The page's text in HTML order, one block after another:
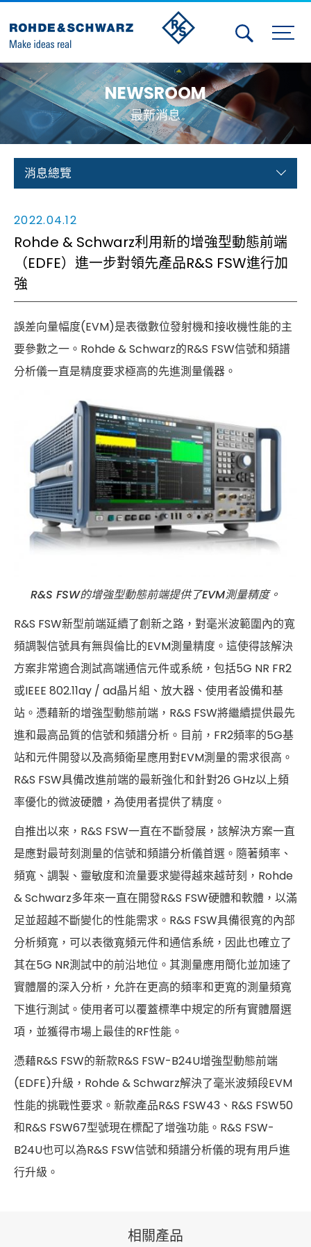
Activities
Contact Us
Member
Calendar
Test and Measurement
Aerospace | Defense | Security
Broadcast and Media
Cybersecurity
NEWSROOM
最新消息
消息總覽
2022.04.12
Rohde & Schwarz利用新的增強型動態前端
（EDFE）進一步對領先產品R&S FSW進行加
強
誤差向量幅度(EVM)是表徵數位發射機和接收機性能的主
要參數之一。Rohde & Schwarz的R&S FSW信號和頻譜
分析儀一直是精度要求極高的先進測量儀器。
R&S FSW的增強型動態前端提供了EVM測量精度。
R&S FSW新型前端延續了創新之路，對毫米波範圍內的寬
頻調製信號具有無與倫比的EVM測量精度。這使得該解決
方案非常適合測試高端通信元件或系統，包括5G NR FR2
或IEEE 802.11ay / ad晶片組、放大器、使用者設備和基
站。憑藉新的增強型動態前端，R&S FSW將繼續提供最先
進和最高品質的信號和頻譜分析。目前，FR2頻率的5G基
站和元件開發以及高頻衛星應用對EVM測量的需求很高。
R&S FSW具備改進前端的最新強化和針對26 GHz以上頻
率優化的微波硬體，為使用者提供了精度。
自推出以來，R&S FSW一直在不斷發展，該解決方案一直
是應對最苛刻測量的信號和頻譜分析儀首選。隨著頻率、
頻寬、調製、靈敏度和流量要求變得越來越苛刻，Rohde
& Schwarz多年來一直在開發R&S FSW硬體和軟體，以滿
足並超越不斷變化的性能需求。R&S FSW具備很寬的內部
分析頻寬，可以表徵寬頻元件和通信系統，因此也確立了
其在5G NR測試中的前沿地位。其測量應用簡化並加速了
實體層的深入分析，允許在更高的頻率和更寬的測量頻寬
下進行測試。使用者可以覆蓋標準中規定的所有實體層選
項，並獲得市場上最佳的RF性能。
憑藉R&S FSW的新款R&S FSW-B24U增強型動態前端
(EDFE)升級，Rohde & Schwarz解決了毫米波頻段EVM
性能的挑戰性要求。新款產品R&S FSW43、R&S FSW50
和R&S FSW67型號現在標配了增強功能。R&S FSW-
B24U也可以為R&S FSW信號和頻譜分析儀的現有用戶進
行升級。
相關產品